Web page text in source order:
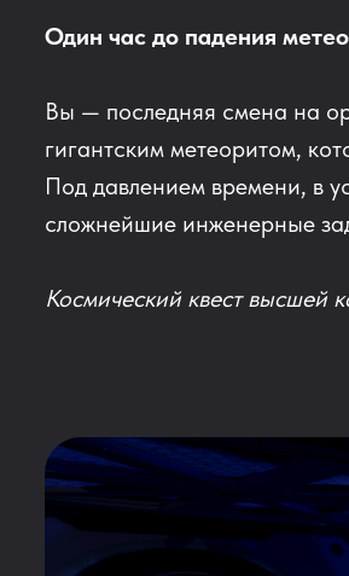
Один час до падения
Вы — последняя смена на
гигантским метеоритом,
Под давлением времени, в
сложнейшие инженерные
Космический квест высшей